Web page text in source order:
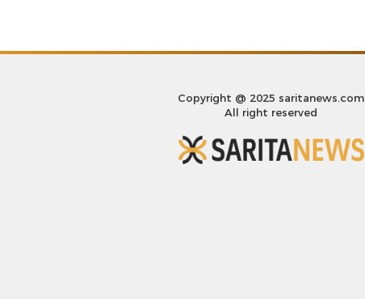
Copyright @ 2025 saritanews.com
All right reserved